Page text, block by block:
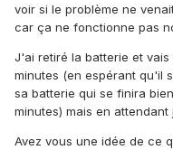
voir si le problème ne
car ça ne fonctionne pas
J'ai retiré la batterie et
minutes (en espérant qu'il
sa batterie qui se finira
minutes) mais en
Avez vous une idée de ce